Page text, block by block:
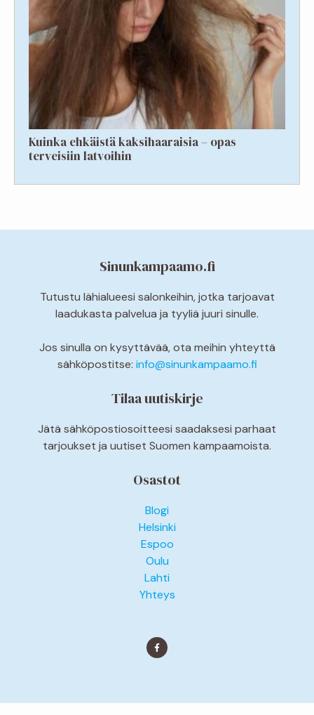
Kuinka ehkäistä kaksihaaraisia – opas
terveisiin latvoihin
Sinunkampaamo.fi
Tutustu lähialueesi salonkeihin, jotka tarjoavat
laadukasta palvelua ja tyyliä juuri sinulle.
Jos sinulla on kysyttävää, ota meihin yhteyttä
sähköpostitse: info@sinunkampaamo.fi
Tilaa uutiskirje
Jätä sähköpostiosoitteesi saadaksesi parhaat
tarjoukset ja uutiset Suomen kampaamoista.
Osastot
Blogi
Helsinki
Espoo
Oulu
Lahti
Yhteys